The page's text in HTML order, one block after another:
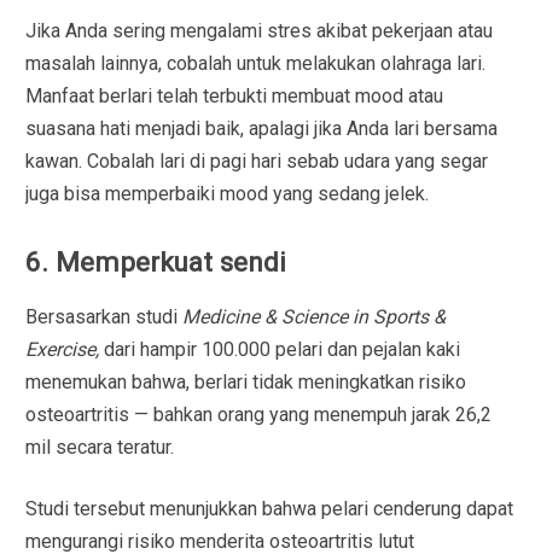
Jika Anda sering mengalami stres akibat pekerjaan atau
masalah lainnya, cobalah untuk melakukan olahraga lari.
Manfaat berlari telah terbukti membuat mood atau
suasana hati menjadi baik, apalagi jika Anda lari bersama
kawan. Cobalah lari di pagi hari sebab udara yang segar
juga bisa memperbaiki mood yang sedang jelek.
6. Memperkuat sendi
Bersasarkan studi Medicine & Science in Sports &
Exercise, dari hampir 100.000 pelari dan pejalan kaki
menemukan bahwa, berlari tidak meningkatkan risiko
osteoartritis — bahkan orang yang menempuh jarak 26,2
mil secara teratur.
Studi tersebut menunjukkan bahwa pelari cenderung dapat
mengurangi risiko menderita osteoartritis lutut